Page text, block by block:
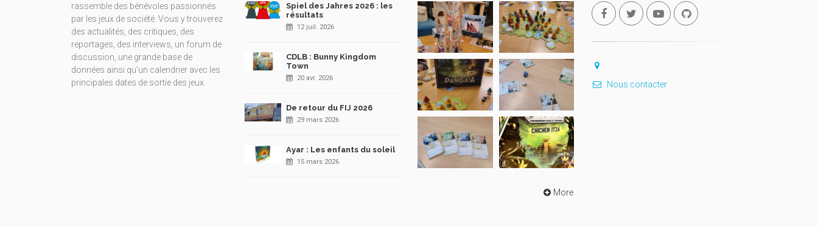
rassemble des bénévoles passionnés
par les jeux de société. Vous y trouverez
des actualités, des critiques, des
reportages, des interviews, un forum de
discussion, une grande base de
données ainsi qu’un calendrier avec les
principales dates de sortie des jeux.
Spiel des Jahres 2026 : les
résultats
12 juil. 2026
CDLB : Bunny Kingdom
Town
20 avr. 2026
De retour du FIJ 2026
29 mars 2026
Ayar : Les enfants du soleil
15 mars 2026
More
Nous contacter